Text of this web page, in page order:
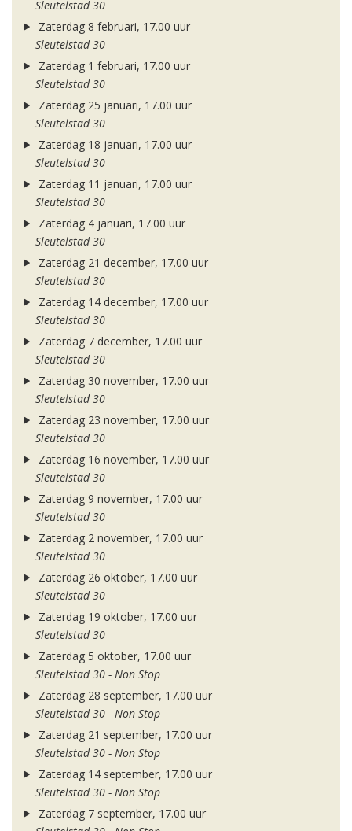
Sleutelstad 30
Zaterdag 8 februari, 17.00 uur
Sleutelstad 30
Zaterdag 1 februari, 17.00 uur
Sleutelstad 30
Zaterdag 25 januari, 17.00 uur
Sleutelstad 30
Zaterdag 18 januari, 17.00 uur
Sleutelstad 30
Zaterdag 11 januari, 17.00 uur
Sleutelstad 30
Zaterdag 4 januari, 17.00 uur
Sleutelstad 30
Zaterdag 21 december, 17.00 uur
Sleutelstad 30
Zaterdag 14 december, 17.00 uur
Sleutelstad 30
Zaterdag 7 december, 17.00 uur
Sleutelstad 30
Zaterdag 30 november, 17.00 uur
Sleutelstad 30
Zaterdag 23 november, 17.00 uur
Sleutelstad 30
Zaterdag 16 november, 17.00 uur
Sleutelstad 30
Zaterdag 9 november, 17.00 uur
Sleutelstad 30
Zaterdag 2 november, 17.00 uur
Sleutelstad 30
Zaterdag 26 oktober, 17.00 uur
Sleutelstad 30
Zaterdag 19 oktober, 17.00 uur
Sleutelstad 30
Zaterdag 5 oktober, 17.00 uur
Sleutelstad 30 - Non Stop
Zaterdag 28 september, 17.00 uur
Sleutelstad 30 - Non Stop
Zaterdag 21 september, 17.00 uur
Sleutelstad 30 - Non Stop
Zaterdag 14 september, 17.00 uur
Sleutelstad 30 - Non Stop
Zaterdag 7 september, 17.00 uur